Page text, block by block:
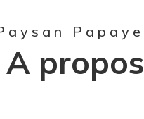
Papaye
A propos